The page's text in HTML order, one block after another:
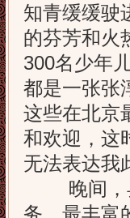
知青缓缓驶
的芬芳和火
300名少年
都是一张张
这些在北京
和欢迎，这
无法表达我
晚间，县